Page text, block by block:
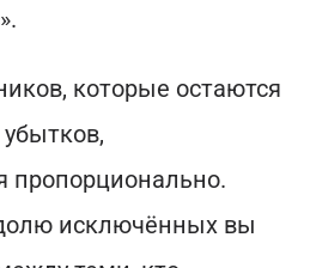
которые остаются
пропорционально.
исключённых вы